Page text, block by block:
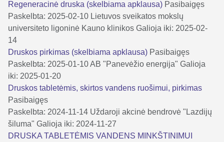
Regeneracinė druska (skelbiama apklausa) Pasibaigęs
Paskelbta: 2025-02-10 Lietuvos sveikatos mokslų
universiteto ligoninė Kauno klinikos Galioja iki: 2025-02-
14
Druskos pirkimas (skelbiama apklausa) Pasibaigęs
Paskelbta: 2025-01-10AB "Panevėžio energija" Galioja
iki: 2025-01-20
Druskos tabletėmis, skirtos vandens ruošimui, pirkimas
Pasibaigęs
Paskelbta: 2024-11-14 Uždaroji akcinė bendrovė "Lazdijų
šiluma" Galioja iki: 2024-11-27
DRUSKA TABLETĖMIS VANDENS MINKŠTINIMUI